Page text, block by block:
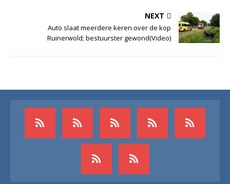
NEXT
Auto slaat meerdere keren over de kop
Ruinerwold; bestuurster gewond(Video)